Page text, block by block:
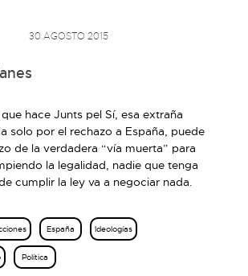
30 AGOSTO 2015
hace Junts pel Sí, esa extraña
solo por el rechazo a España, puede
de la verdadera “vía muerta” para
la legalidad, nadie que tenga
cumplir la ley va a negociar nada.
España Ideologías
Política